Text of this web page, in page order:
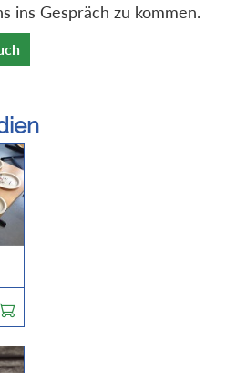
ins Gespräch zu kommen.